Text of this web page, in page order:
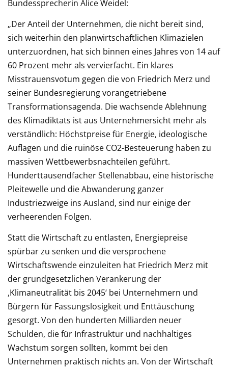
Bundessprecherin Alice Weidel:
„Der Anteil der Unternehmen, die nicht bereit sind,
sich weiterhin den planwirtschaftlichen Klimazielen
unterzuordnen, hat sich binnen eines Jahres von 14 auf
60 Prozent mehr als vervierfacht. Ein klares
Misstrauensvotum gegen die von Friedrich Merz und
seiner Bundesregierung vorangetriebene
Transformationsagenda. Die wachsende Ablehnung
des Klimadiktats ist aus Unternehmersicht mehr als
verständlich: Höchstpreise für Energie, ideologische
Auflagen und die ruinöse CO2-Besteuerung haben zu
massiven Wettbewerbsnachteilen geführt.
Hunderttausendfacher Stellenabbau, eine historische
Pleitewelle und die Abwanderung ganzer
Industriezweige ins Ausland, sind nur einige der
verheerenden Folgen.
Statt die Wirtschaft zu entlasten, Energiepreise
spürbar zu senken und die versprochene
Wirtschaftswende einzuleiten hat Friedrich Merz mit
der grundgesetzlichen Verankerung der
,Klimaneutralität bis 2045‘ bei Unternehmern und
Bürgern für Fassungslosigkeit und Enttäuschung
gesorgt. Von den hunderten Milliarden neuer
Schulden, die für Infrastruktur und nachhaltiges
Wachstum sorgen sollten, kommt bei den
Unternehmen praktisch nichts an. Von der Wirtschaft